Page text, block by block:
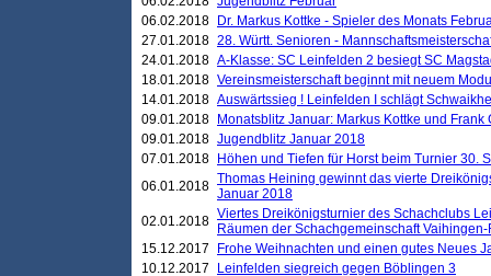
06.02.2018
Dr. Markus Kottke - Spieler des Monats
27.01.2018 28. Württ. Senioren -
24.01.2018 A-Klasse: SC Leinfelden 2 besiegt SC
18.01.2018 Vereinsmeisterschaft beginnt mit neuem
14.01.2018 Auswärtssieg ! Leinfelden I schlägt
09.01.2018
Monatsblitz Januar: Markus Kottke und
09.01.2018 Jugendblitz Januar 2018
07.01.2018
Höhen und Tiefen für Horst beim Turnier 30.
06.01.2018 Thomas Heining gewinnt das vierte
Januar 2018
02.01.2018 Viertes Dreikönigsturnier des Schachclubs
Räumen der Schachgemeinschaft
15.12.2017
Frohe Weihnachten und einen gutes Neues
10.12.2017
Leinfelden siegreich gegen Böblingen 3